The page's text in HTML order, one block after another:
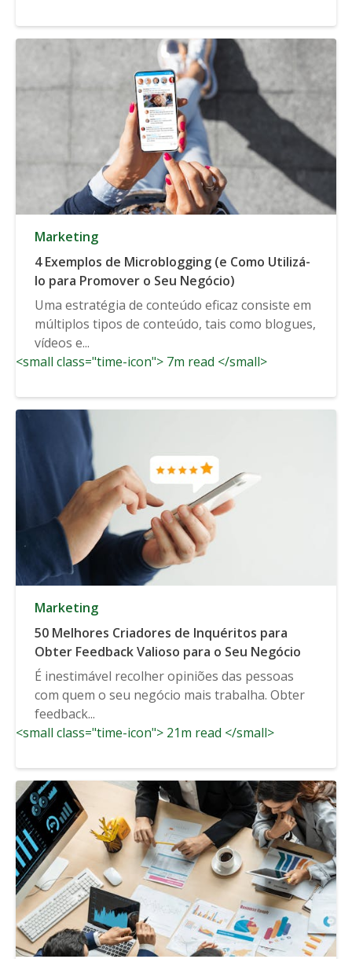
Marketing
4 Exemplos de Microblogging (e Como Utilizá-
lo para Promover o Seu Negócio)
Uma estratégia de conteúdo eficaz consiste em
múltiplos tipos de conteúdo, tais como blogues,
vídeos e...
<small class="time-icon"> 7m read </small>
Marketing
50 Melhores Criadores de Inquéritos para
Obter Feedback Valioso para o Seu Negócio
É inestimável recolher opiniões das pessoas
com quem o seu negócio mais trabalha. Obter
feedback...
<small class="time-icon"> 21m read </small>